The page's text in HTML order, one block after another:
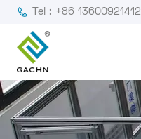
Tel : +86 13600921412